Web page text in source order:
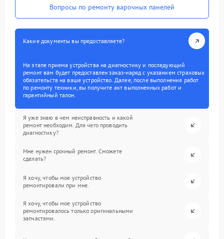
Вопросы по ремонту варочных панелей
Какие документы вы предоставляете?
На этапе приема устройства на диагностику и последующий
ремонт вам будет предоставлен заказ-наряд с указанием страховых
обязательств на ваше устройство. Далее, после выполнения работ
по ремонту техники, вы получите акт выполненных работ и
гарантийный талон.
Я уже знаю в чем неисправность и какой
ремонт необходим. Для чего проводить
диагностику?
Мне нужен срочный ремонт. Сможете
сделать?
Я хочу, чтобы мое устройство
ремонтировали при мне.
Я хочу, чтобы мое устройство
ремонтировалось только оригинальными
запчастями.